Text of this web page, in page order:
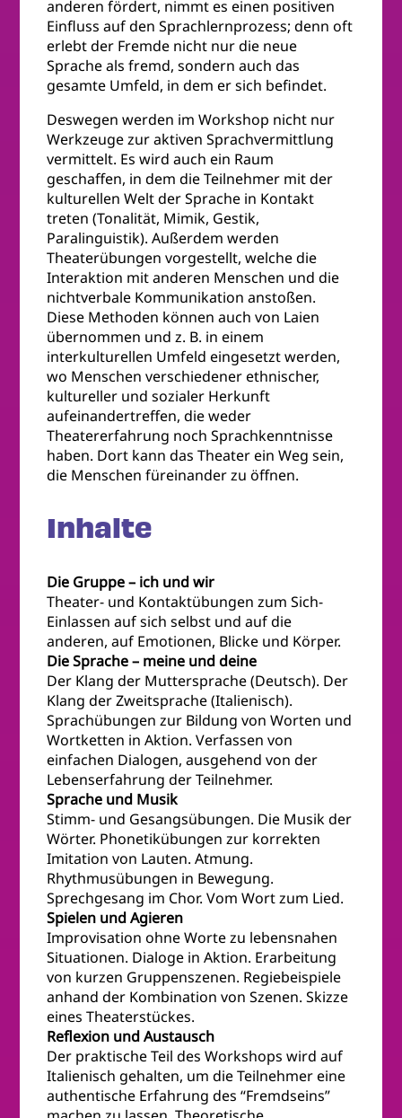
anderen fördert, nimmt es einen positiven
Einfluss auf den Sprachlernprozess; denn oft
erlebt der Fremde nicht nur die neue
Sprache als fremd, sondern auch das
gesamte Umfeld, in dem er sich befindet.
Deswegen werden im Workshop nicht nur
Werkzeuge zur aktiven Sprachvermittlung
vermittelt. Es wird auch ein Raum
geschaffen, in dem die Teilnehmer mit der
kulturellen Welt der Sprache in Kontakt
treten (Tonalität, Mimik, Gestik,
Paralinguistik). Außerdem werden
Theaterübungen vorgestellt, welche die
Interaktion mit anderen Menschen und die
nichtverbale Kommunikation anstoßen.
Diese Methoden können auch von Laien
übernommen und z. B. in einem
interkulturellen Umfeld eingesetzt werden,
wo Menschen verschiedener ethnischer,
kultureller und sozialer Herkunft
aufeinandertreffen, die weder
Theatererfahrung noch Sprachkenntnisse
haben. Dort kann das Theater ein Weg sein,
die Menschen füreinander zu öffnen.
Inhalte
Die Gruppe – ich und wir
Theater- und Kontaktübungen zum Sich-
Einlassen auf sich selbst und auf die
anderen, auf Emotionen, Blicke und Körper.
Die Sprache – meine und deine
Der Klang der Muttersprache (Deutsch). Der
Klang der Zweitsprache (Italienisch).
Sprachübungen zur Bildung von Worten und
Wortketten in Aktion. Verfassen von
einfachen Dialogen, ausgehend von der
Lebenserfahrung der Teilnehmer.
Sprache und Musik
Stimm- und Gesangsübungen. Die Musik der
Wörter. Phonetikübungen zur korrekten
Imitation von Lauten. Atmung.
Rhythmusübungen in Bewegung.
Sprechgesang im Chor. Vom Wort zum Lied.
Spielen und Agieren
Improvisation ohne Worte zu lebensnahen
Situationen. Dialoge in Aktion. Erarbeitung
von kurzen Gruppenszenen. Regiebeispiele
anhand der Kombination von Szenen. Skizze
eines Theaterstückes.
Reflexion und Austausch
Der praktische Teil des Workshops wird auf
Italienisch gehalten, um die Teilnehmer eine
authentische Erfahrung des “Fremdseins”